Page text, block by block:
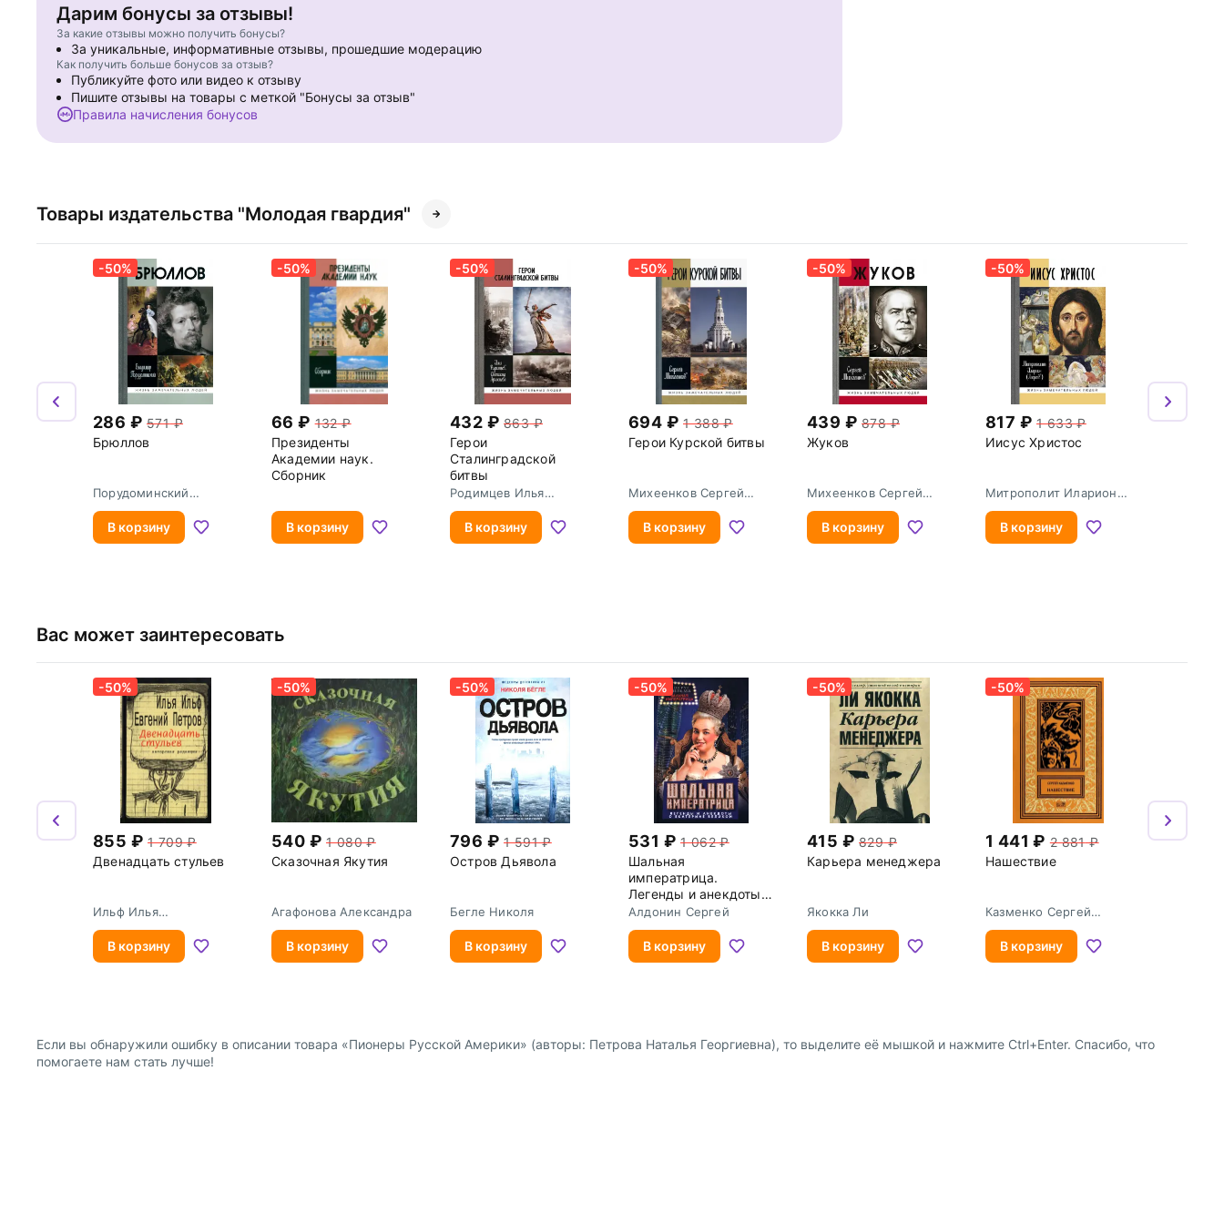
Дарим бонусы за отзывы!
За какие отзывы можно получить бонусы?
За уникальные, информативные отзывы, прошедшие модерацию
Как получить больше бонусов за отзыв?
Публикуйте фото или видео к отзыву
Пишите отзывы на товары с меткой "Бонусы за отзыв"
Правила начисления бонусов
Товары издательства "Молодая гвардия"
-50%
286
571
Брюллов
Порудоминский
В корзину
-50%
66
132
Президенты
Академии наук.
Сборник
В корзину
-50%
432
863
Герои
Сталинградской
битвы
Родимцев Илья
В корзину
-50%
694
1 388
Герои Курской битвы
Михеенков Сергей
В корзину
-50%
439
878
Жуков
Михеенков Сергей
В корзину
-50%
817
1 633
Иисус Христос
Митрополит Иларион
В корзину
Вас может заинтересовать
-50%
855
1 709
Двенадцать стульев
Ильф Илья
В корзину
-50%
540
1 080
Сказочная Якутия
Агафонова Александра
В корзину
-50%
796
1 591
Остров Дьявола
Бегле Николя
В корзину
-50%
531
1 062
Шальная
императрица.
Легенды и анекдоты о
Екатерине Великой
Алдонин Сергей
В корзину
-50%
415
829
Карьера менеджера
Якокка Ли
В корзину
-50%
1 441
2 881
Нашествие
Казменко Сергей
В корзину
Если вы обнаружили ошибку в описании товара «Пионеры Русской Америки» (авторы: Петрова Наталья Георгиевна), то выделите её мышкой и нажмите Ctrl+Enter. Спасибо, что
помогаете нам стать лучше!